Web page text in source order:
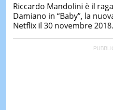
Riccardo Mandolini è il
Damiano in “Baby”, la
Netflix il 30 novembre 2018.